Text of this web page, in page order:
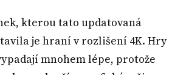
kterou tato updatovaná
je hraní v rozlišení 4K. Hry
mnohem lépe, protože